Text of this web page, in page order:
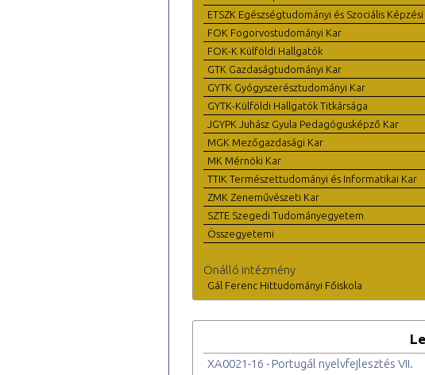
ETSZK Egészségtudományi és Szociális
FOK Fogorvostudományi Kar
FOK-K Külföldi Hallgatók
GTK Gazdaságtudományi Kar
GYTK Gyógyszerésztudományi Kar
GYTK-Külföldi Hallgatók Titkársága
JGYPK Juhász Gyula Pedagógusképző Kar
MGK Mezőgazdasági Kar
MK Mérnöki Kar
TTIK Természettudományi és Informatikai Kar
ZMK Zeneművészeti Kar
SZTE Szegedi Tudományegyetem
Összegyetemi
Önálló intézmény
Gál Ferenc Hittudományi Főiskola
XA0021-16 - Portugál nyelvfejlesztés VII.